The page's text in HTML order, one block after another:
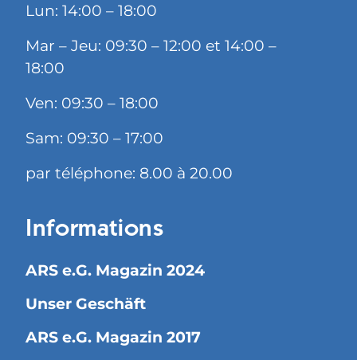
Lun: 14:00 – 18:00
Mar – Jeu: 09:30 – 12:00 et 14:00 –
18:00
Ven: 09:30 – 18:00
Sam: 09:30 – 17:00
par téléphone: 8.00 à 20.00
Informations
ARS e.G. Magazin 2024
Unser Geschäft
ARS e.G. Magazin 2017